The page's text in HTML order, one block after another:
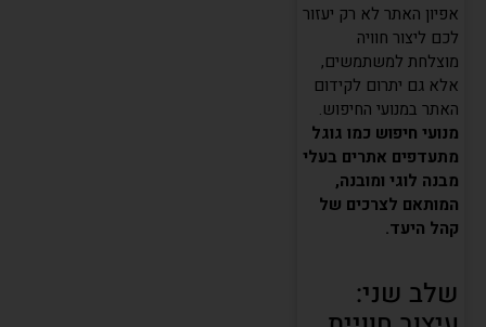
אפיון האתר לא רק יעזור
לכם ליצור חוויה
מוצלחת למשתמשים,
אלא גם יתרום לקידום
האתר במנועי החיפוש.
מנועי חיפוש כמו גוגל
מתעדפים אתרים בעלי
מבנה לוגי ומובנה,
המותאם לצרכים של
קהל היעד.
שלב שני: